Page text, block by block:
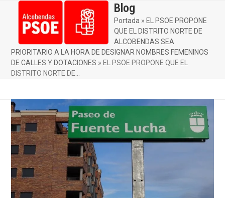
contentmobile
menu
mobile
menu
Blog
Portada » EL PSOE PROPONE
QUE EL DISTRITO NORTE DE
ALCOBENDAS SEA
PRIORITARIO A LA HORA DE DESIGNAR NOMBRES FEMENINOS
DE CALLES Y DOTACIONES » EL PSOE PROPONE QUE EL
DISTRITO NORTE DE…